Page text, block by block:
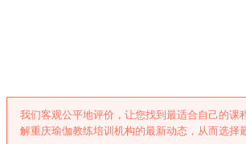
我们客观公平地评价，让您找到最适合自己的
解重庆瑜伽教练培训机构的最新动态，从而选择